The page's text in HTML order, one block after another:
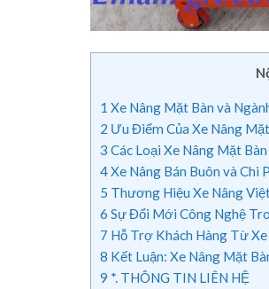
1 Xe Nâng Mặt Bàn và
2 Ưu Điểm Của Xe Nâng
3 Các Loại Xe Nâng Mặt
4Xe Nâng Bán Buôn và Chi
5 Thương Hiệu Xe Nâng
6 Sự Đổi Mới Công Nghệ
7 Hỗ Trợ Khách Hàng Từ
8 Kết Luận: Xe Nâng Mặt
9 *. THÔNG TIN LIÊN HỆ